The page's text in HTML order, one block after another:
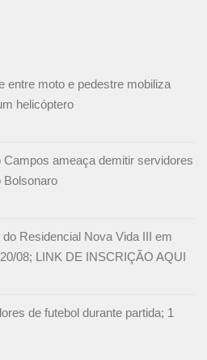
entre moto e pedestre mobiliza
helicóptero
Campos ameaça demitir servidores
Bolsonaro
Residencial Nova Vida III em
08; LINK DE INSCRIÇÃO AQUI
de futebol durante partida; 1